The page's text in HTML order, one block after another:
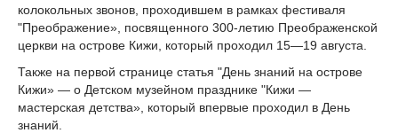
колокольных звонов, проходившем в рамках фестиваля
"Преображение», посвященного 300-летию Преображенской
церкви на острове Кижи, который проходил 15—19 августа.
Также на первой странице статья "День знаний на острове
Кижи» — о Детском музейном празднике "Кижи —
мастерская детства», который впервые проходил в День
знаний.